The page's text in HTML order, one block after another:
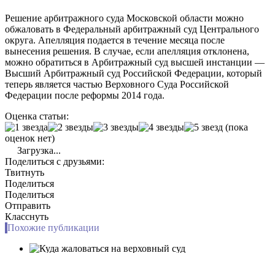
Решение арбитражного суда Московской области можно
обжаловать в Федеральный арбитражный суд Центрального
округа. Апелляция подается в течение месяца после
вынесения решения. В случае, если апелляция отклонена,
можно обратиться в Арбитражный суд высшей инстанции —
Высший Арбитражный суд Российской Федерации, который
теперь является частью Верховного Суда Российской
Федерации после реформы 2014 года.
Оценка статьи:
(пока
оценок нет)
Загрузка...
Поделиться с друзьями:
Твитнуть
Поделиться
Поделиться
Отправить
Класснуть
Похожие публикации